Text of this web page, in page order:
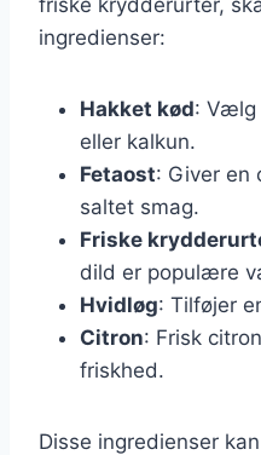
ingredienser:
Hakket kød: Vælg
eller kalkun.
Fetaost: Giver en
saltet smag.
Friske
dild er populære
Hvidløg: Tilføjer
Citron: Frisk
friskhed.
Disse ingredienser